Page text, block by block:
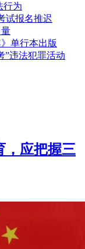
行为
试报名推迟
单行本出版
”违法犯罪活动
，应把握三